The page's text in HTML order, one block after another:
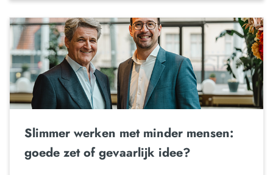
Slimmer werken met minder mensen:
goede zet of gevaarlijk idee?